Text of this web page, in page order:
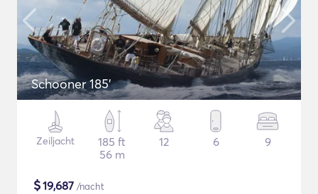
Schooner 185'
Zeiljacht
185 ft
56 m
12 6 9
$19,687 /nacht